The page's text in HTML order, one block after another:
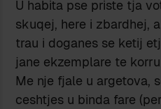
U habita pse priste tja
skuqej, here i zbardhej,
trau i doganes se ketij
jane ekzemplare te
Me nje fjale u argetova,
ceshtjes u binda fare